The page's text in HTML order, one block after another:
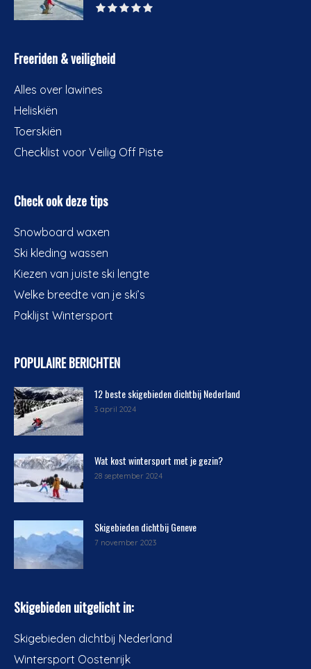
Freeriden & veiligheid
Alles over lawines
Heliskiën
Toerskiën
Checklist voor Veilig Off Piste
Check ook deze tips
Snowboard waxen
Ski kleding wassen
Kiezen van juiste ski lengte
Welke breedte van je ski’s
Paklijst Wintersport
POPULAIRE BERICHTEN
12 beste skigebieden dichtbij Nederland
3 april 2024
Wat kost wintersport met je gezin?
28 september 2024
Skigebieden dichtbij Geneve
7 november 2023
Skigebieden uitgelicht in:
Skigebieden dichtbij Nederland
Wintersport Oostenrijk